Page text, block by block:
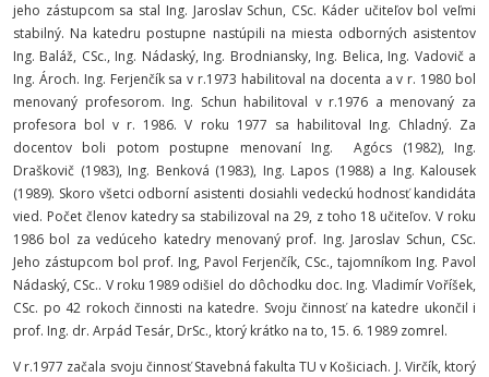
jeho zástupcom sa stal Ing. Jaroslav Schun, CSc. Káder učiteľov bol veľmi
stabilný. Na katedru postupne nastúpili na miesta odborných asistentov
Ing. Baláž, CSc., Ing. Nádaský, Ing. Brodniansky, Ing. Belica, Ing. Vadovič a
Ing. Ároch. Ing. Ferjenčík sa v r.1973 habilitoval na docenta a v r. 1980 bol
menovaný profesorom. Ing. Schun habilitoval v r.1976 a menovaný za
profesora bol v r. 1986. V roku 1977 sa habilitoval Ing. Chladný. Za
docentov boli potom postupne menovaní Ing. Agócs (1982), Ing.
Draškovič (1983), Ing. Benková (1983), Ing. Lapos (1988) a Ing. Kalousek
(1989). Skoro všetci odborní asistenti dosiahli vedeckú hodnosť kandidáta
vied. Počet členov katedry sa stabilizoval na 29, z toho 18 učiteľov. V roku
1986 bol za vedúceho katedry menovaný prof. Ing. Jaroslav Schun, CSc.
Jeho zástupcom bol prof. Ing, Pavol Ferjenčík, CSc., tajomníkom Ing. Pavol
Nádaský, CSc.. V roku 1989 odišiel do dôchodku doc. Ing. Vladimír Voříšek,
CSc. po 42 rokoch činnosti na katedre. Svoju činnosť na katedre ukončil i
prof. Ing. dr. Arpád Tesár, DrSc., ktorý krátko na to, 15. 6. 1989 zomrel.
V r.1977 začala svoju činnosť Stavebná fakulta TU v Košiciach. J. Virčík, ktorý